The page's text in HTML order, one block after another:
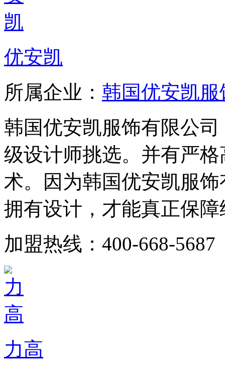
优安凯
所属企业： 韩国优安凯
韩国优安凯服饰有限公
级设计师挑选。并有严
术。因为韩国优安凯服
拥有设计，才能真正保
加盟热线：400-668-5687
力高